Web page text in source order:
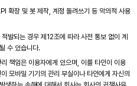
확장 및 봇 제작, 계정 돌려쓰기 등 악의적 사용
발되는 경우 제12조에 따라 사전 통보 없이 계
수 있습니다.
책임은 이용자에게 있으며, 이를 타인이 이용
모바일 기기의 관리 부실이나 타인에게 자신의